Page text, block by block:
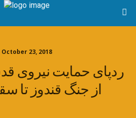
October 23, 2018
ردپای حمایت نیروی
از جنگ قندوز تا